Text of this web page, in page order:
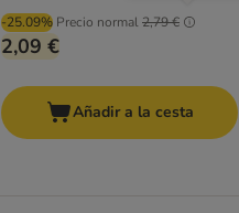
-25.09% Precio normal2,79 €
2,09 €
Añadir a la cesta